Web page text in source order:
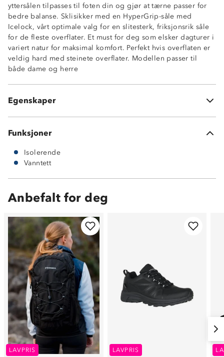
yttersålen tilpasses til foten din og gjør at tærne passer for
bedre balanse. Sklisikker med en HyperGrip-såle med
Icelock, vårt optimale valg for en slitesterk, friksjonsrik såle
for de fleste overflater. Et must for deg som elsker dagturer i
variert natur for maksimal komfort. Perfekt hvis overflaten er
veldig hard med steinete overflater. Modellen passer til
både dame og herre
Egenskaper
Gore-Tex-membran
NestFit: bred passform
Icelock
Funksjoner
Isolerende
Vanntett
Anbefalt for deg
LAVPRIS LAVPRIS